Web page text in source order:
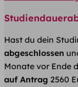
Hast du dein
abgeschlossen
Monate vor Ende
auf Antrag 2560